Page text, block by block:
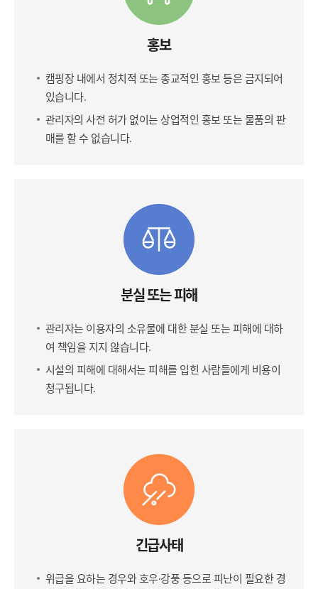
홍보
캠핑장 내에서 정치적 또는 종교적인 홍보 등은 금지되어
있습니다.
관리자의 사전 허가 없이는 상업적인 홍보 또는 물품의 판
매를 할 수 없습니다.
분실 또는 피해
관리자는 이용자의 소유물에 대한 분실 또는 피해에 대하
여 책임을 지지 않습니다.
시설의 피해에 대해서는 피해를 입힌 사람들에게 비용이
청구됩니다.
긴급사태
위급을 요하는 경우와 호우·강풍 등으로 피난이 필요한 경